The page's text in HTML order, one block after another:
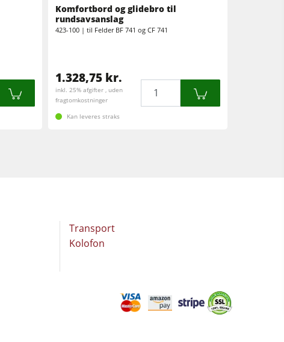
Komfortbord og glidebro til
rundsavsanslag
423-100 | til Felder BF 741 og CF 741
1.328,75 kr.
inkl. 25% afgifter , uden
fragtomkostninger
Kan leveres straks
Transport
Kolofon